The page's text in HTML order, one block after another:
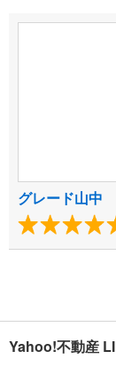
グレード山中
Yahoo!不動産